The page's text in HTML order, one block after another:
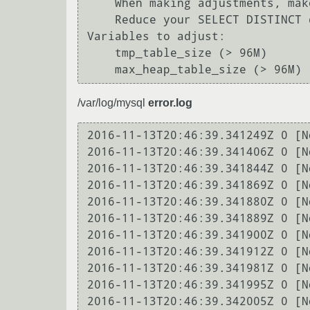
/var/log/mysql error.log
2016-11-13T20:46:39.341249Z 0 [Note] Event Scheduler: Purging the queue. 0 events
2016-11-13T20:46:39.341406Z 0 [Note] Binlog end
2016-11-13T20:46:39.341844Z 0 [Note] Shutting down plugin 'auth_socket'
2016-11-13T20:46:39.341869Z 0 [Note] Shutting down plugin 'ngram'
2016-11-13T20:46:39.341880Z 0 [Note] Shutting down plugin 'ARCHIVE'
2016-11-13T20:46:39.341889Z 0 [Note] Shutting down plugin 'BLACKHOLE'
2016-11-13T20:46:39.341900Z 0 [Note] Shutting down plugin 'partition'
2016-11-13T20:46:39.341912Z 0 [Note] Shutting down plugin 'PERFORMANCE_SCHEMA'
2016-11-13T20:46:39.341981Z 0 [Note] Shutting down plugin 'INNODB_SYS_VIRTUAL'
2016-11-13T20:46:39.341995Z 0 [Note] Shutting down plugin 'INNODB_SYS_DATAFILES'
2016-11-13T20:46:39.342005Z 0 [Note] Shutting down plugin 'INNODB_SYS_TABLESPACES'
2016-11-13T20:46:39.342015Z 0 [Note] Shutting down plugin 'INNODB_SYS_FOREIGN_COLS'
2016-11-13T20:46:39.342025Z 0 [Note] Shutting down plugin 'INNODB_SYS_FOREIGN'
2016-11-13T20:46:39.342032Z 0 [Note] Shutting down plugin 'INNODB_SYS_FIELDS'
2016-11-13T20:46:39.342036Z 0 [Note] Shutting down plugin 'INNODB_SYS_COLUMNS'
2016-11-13T20:46:39.342041Z 0 [Note] Shutting down plugin 'INNODB_SYS_INDEXES'
2016-11-13T20:46:39.342046Z 0 [Note] Shutting down plugin 'INNODB_SYS_TABLESTATS'
2016-11-13T20:46:39.342051Z 0 [Note] Shutting down plugin 'INNODB_SYS_TABLES'
2016-11-13T20:46:39.342055Z 0 [Note] Shutting down plugin 'INNODB_FT_INDEX_TABLE'
2016-11-13T20:46:39.342060Z 0 [Note] Shutting down plugin 'INNODB_FT_INDEX_CACHE'
2016-11-13T20:46:39.342065Z 0 [Note] Shutting down plugin 'INNODB_FT_CONFIG'
2016-11-13T20:46:39.342069Z 0 [Note] Shutting down plugin 'INNODB_FT_BEING_DELETED'
2016-11-13T20:46:39.342074Z 0 [Note] Shutting down plugin 'INNODB_FT_DELETED'
2016-11-13T20:46:39.342078Z 0 [Note] Shutting down plugin 'INNODB_FT_DEFAULT_STOPWORD'
2016-11-13T20:46:39.342083Z 0 [Note] Shutting down plugin 'INNODB_METRICS'
2016-11-13T20:46:39.342088Z 0 [Note] Shutting down plugin 'INNODB_TEMP_TABLE_INFO'
2016-11-13T20:46:39.342092Z 0 [Note] Shutting down plugin 'INNODB_BUFFER_POOL_STATS'
2016-11-13T20:46:39.342097Z 0 [Note] Shutting down plugin 'INNODB_BUFFER_PAGE_LRU'
2016-11-13T20:46:39.342101Z 0 [Note] Shutting down plugin 'INNODB_BUFFER_PAGE'
2016-11-13T20:46:39.342106Z 0 [Note] Shutting down plugin 'INNODB_CMP_PER_INDEX_RESET'
2016-11-13T20:46:39.342111Z 0 [Note] Shutting down plugin 'INNODB_CMP_PER_INDEX'
2016-11-13T20:46:39.342115Z 0 [Note] Shutting down plugin 'INNODB_CMPMEM_RESET'
2016-11-13T20:46:39.342120Z 0 [Note] Shutting down plugin 'INNODB_CMPMEM'
2016-11-13T20:46:39.342125Z 0 [Note] Shutting down plugin 'INNODB_CMP_RESET'
2016-11-13T20:46:39.342130Z 0 [Note] Shutting down plugin 'INNODB_CMP'
2016-11-13T20:46:39.342134Z 0 [Note] Shutting down plugin 'INNODB_LOCK_WAITS'
2016-11-13T20:46:39.342139Z 0 [Note] Shutting down plugin 'INNODB_LOCKS'
2016-11-13T20:46:39.342143Z 0 [Note] Shutting down plugin 'INNODB_TRX'
2016-11-13T20:46:39.342148Z 0 [Note] Shutting down plugin 'InnoDB'
2016-11-13T20:46:39.342260Z 0 [Note] InnoDB: FTS optimize thread exiting.
2016-11-13T20:46:39.342400Z 0 [Note] InnoDB: Starting shutdown...
2016-11-13T20:46:39.442585Z 0 [Note] InnoDB: Dumping buffer pool(s) to /var/lib/mysql/ib_buffer_pool
2016-11-13T20:46:39.443172Z 0 [Note] InnoDB: Buffer pool(s) dump completed at 161113 23:46:39
2016-11-13T20:46:40.466838Z 0 [Note] InnoDB: Shutdown completed; log sequence number 1141956924
2016-11-13T20:46:40.471227Z 0 [Note] InnoDB: Removed temporary tablespace data file: "ibtmp1"
2016-11-13T20:46:40.471246Z 0 [Note] Shutting down plugin 'CSV'
2016-11-13T20:46:40.471255Z 0 [Note] Shutting down plugin 'MyISAM'
2016-11-13T20:46:40.471275Z 0 [Note] Shutting down plugin 'MEMORY'
2016-11-13T20:46:40.471290Z 0 [Note] Shutting